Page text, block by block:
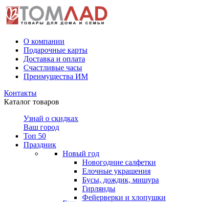
О компании
Подарочные карты
Доставка и оплата
Счастливые часы
Преимущества ИМ
Контакты
Каталог товаров
Узнай о скидках
Ваш город
Топ 50
Праздник
Новый год
Новогодние салфетки
Елочные украшения
Бусы, дождик, мишура
Гирлянды
Фейерверки и хлопушки